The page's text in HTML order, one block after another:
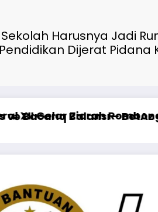
Sekolah Harusnya Jadi
Pendidikan Dijerat Pidana
dalam Peringatan HUT
Penanganan Korban
Pencerahan Hukum Hari